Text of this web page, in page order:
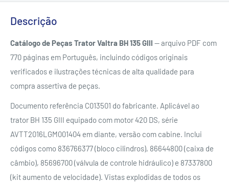
Descrição
Catálogo de Peças Trator Valtra BH 135 GIII — arquivo PDF com
770 páginas em Português, incluindo códigos originais
verificados e ilustrações técnicas de alta qualidade para
compra assertiva de peças.
Documento referência C013501 do fabricante. Aplicável ao
trator BH 135 GIII equipado com motor 420 DS, série
AVTT2016LGM001404 em diante, versão com cabine. Inclui
códigos como 836766377 (bloco cilindros), 86644800 (caixa de
câmbio), 85696700 (válvula de controle hidráulico) e 87337800
(kit aumento de velocidade). Vistas explodidas de todos os